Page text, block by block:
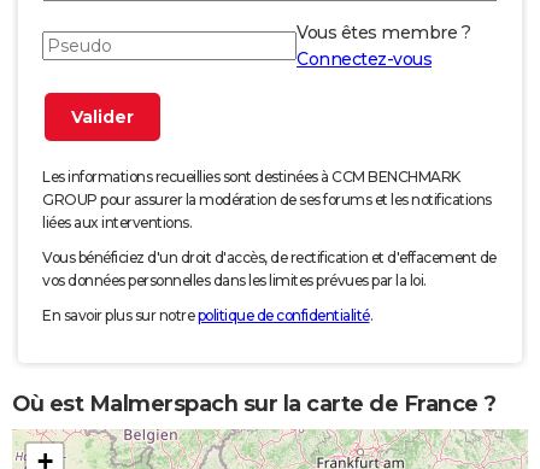
Vous êtes membre ?
Connectez-vous
Les informations recueillies sont destinées à CCM BENCHMARK
GROUP pour assurer la modération de ses forums et les notifications
liées aux interventions.
Vous bénéficiez d'un droit d'accès, de rectification et d'effacement de
vos données personnelles dans les limites prévues par la loi.
En savoir plus sur notrepolitique de confidentialité.
Où est Malmerspach sur la carte de France ?
+